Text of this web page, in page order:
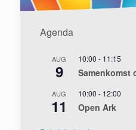
Agenda
AUG
9
10:00 - 11:15
Samenkomst
AUG
11
10:00 - 12:00
Open Ark